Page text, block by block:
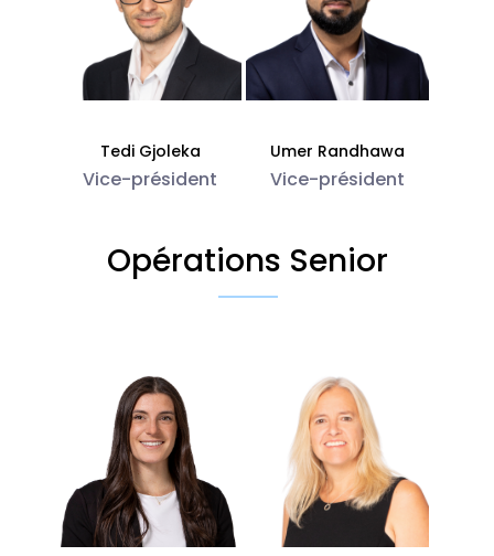
Tedi Gjoleka
Vice-président
Umer Randhawa
Vice-président
Opérations Senior